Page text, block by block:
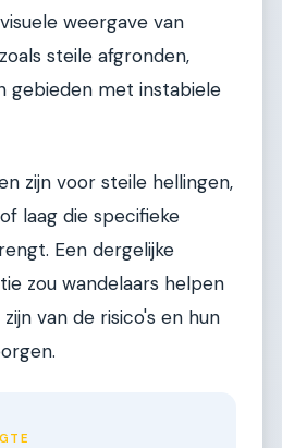
weergave van
steile afgronden,
gebieden met instabiele
zijn voor steile hellingen,
laag die specifieke
Een dergelijke
zou wandelaars helpen
van de risico's en hun